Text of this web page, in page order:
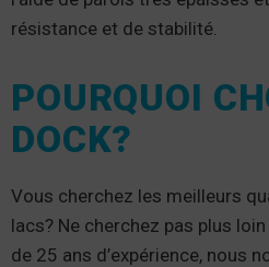
résistance et de stabilité.
POURQUOI
DOCK?
Vous cherchez les meilleurs
lacs? Ne cherchez pas plus
de 25 ans d’expérience, nous